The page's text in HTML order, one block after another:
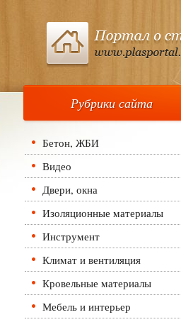
Рубрики сайта
Бетон, ЖБИ
Видео
Двери, окна
Изоляционные материалы
Инструмент
Климат и вентиляция
Кровельные материалы
Мебель и интерьер